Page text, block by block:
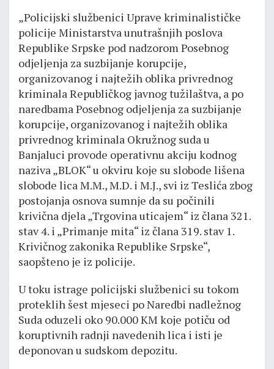
„Policijski službenici Uprave kriminalističke
policije Ministarstva unutrašnjih poslova
Republike Srpske pod nadzorom Posebnog
odjeljenja za suzbijanje korupcije,
organizovanog i najtežih oblika privrednog
kriminala Republičkog javnog tužilaštva, a po
naredbama Posebnog odjeljenja za suzbijanje
korupcije, organizovanog i najtežih oblika
privrednog kriminala Okružnog suda u
Banjaluci provode operativnu akciju kodnog
naziva „BLOK“ u okviru koje su slobode lišena
slobode lica M.M., M.D. i M.J., svi iz Teslića zbog
postojanja osnova sumnje da su počinili
krivična djela „Trgovina uticajem“ iz člana 321.
stav 4. i „Primanje mita“ iz člana 319. stav 1.
Krivičnog zakonika Republike Srpske“,
saopšteno je iz policije.
U toku istrage policijski službenici su tokom
proteklih šest mjeseci po Naredbi nadležnog
Suda oduzeli oko 90.000 KM koje potiču od
koruptivnih radnji navedenih lica i isti je
deponovan u sudskom depozitu.